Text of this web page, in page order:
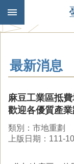
跳到主要內容區塊
最新消息
麻豆工業區抵
歡迎各優質產
類別：市地重劃
上版日期：111-